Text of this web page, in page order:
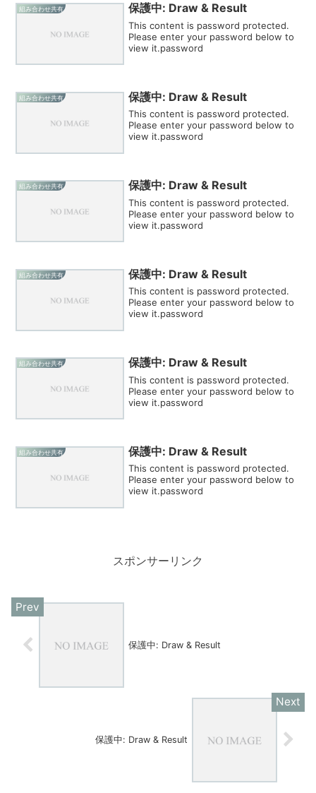
組み合わせ共有 保護中: Draw & Result
This content is password protected.
Please enter your password below to
view it.password
組み合わせ共有 保護中: Draw & Result
This content is password protected.
Please enter your password below to
view it.password
組み合わせ共有 保護中: Draw & Result
This content is password protected.
Please enter your password below to
view it.password
組み合わせ共有 保護中: Draw & Result
This content is password protected.
Please enter your password below to
view it.password
組み合わせ共有 保護中: Draw & Result
This content is password protected.
Please enter your password below to
view it.password
組み合わせ共有 保護中: Draw & Result
This content is password protected.
Please enter your password below to
view it.password
スポンサーリンク
保護中: Draw & Result
保護中: Draw & Result